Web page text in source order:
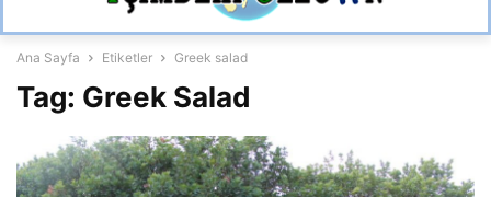
Ana Sayfa Etiketler Greek salad
Tag: Greek Salad